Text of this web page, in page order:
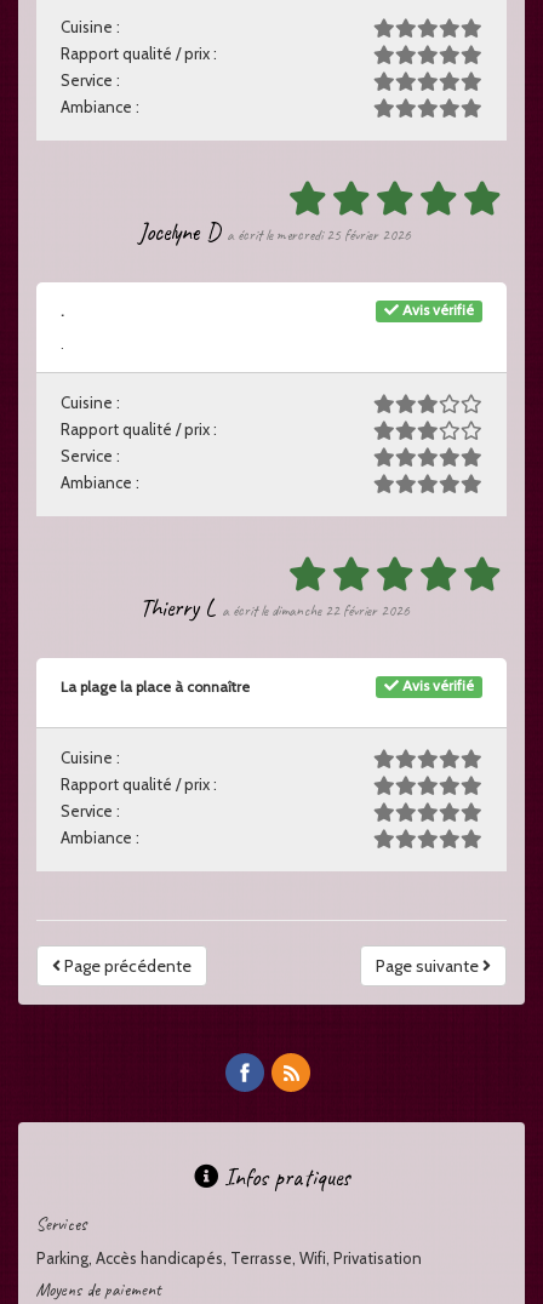
Cuisine :
Rapport qualité / prix :
Service :
Ambiance :
Jocelyne D a écrit le mercredi 25 février 2026
Avis vérifié
.
.
Cuisine :
Rapport qualité / prix :
Service :
Ambiance :
Thierry L a écrit le dimanche 22 février 2026
Avis vérifié
La plage la place à connaître
Cuisine :
Rapport qualité / prix :
Service :
Ambiance :
Page suivante
Page précédente
Infos pratiques
Services
Parking, Accès handicapés, Terrasse, Wifi, Privatisation
Moyens de paiement